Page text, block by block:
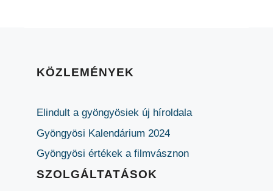
KÖZLEMÉNYEK
Elindult a gyöngyösiek új híroldala
Gyöngyösi Kalendárium 2024
Gyöngyösi értékek a filmvásznon
SZOLGÁLTATÁSOK